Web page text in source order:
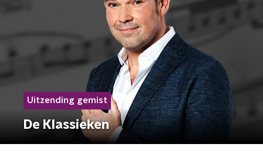
Uitzending gemist
De Klassieken